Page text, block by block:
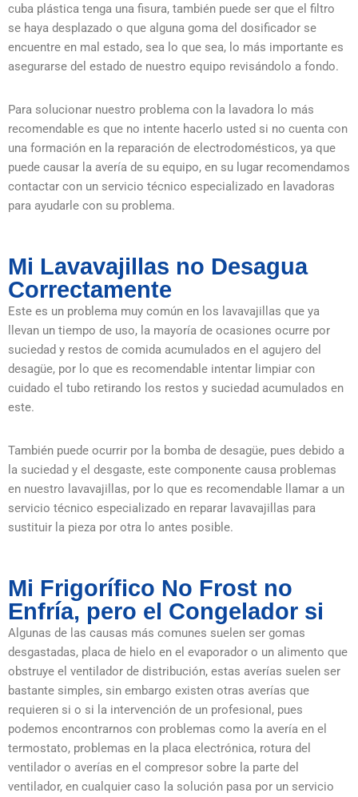
cuba plástica tenga una fisura, también puede ser que el filtro
se haya desplazado o que alguna goma del dosificador se
encuentre en mal estado, sea lo que sea, lo más importante es
asegurarse del estado de nuestro equipo revisándolo a fondo.
Para solucionar nuestro problema con la lavadora lo más
recomendable es que no intente hacerlo usted si no cuenta con
una formación en la reparación de electrodomésticos, ya que
puede causar la avería de su equipo, en su lugar recomendamos
contactar con un servicio técnico especializado en lavadoras
para ayudarle con su problema.
Mi Lavavajillas no Desagua
Correctamente
Este es un problema muy común en los lavavajillas que ya
llevan un tiempo de uso, la mayoría de ocasiones ocurre por
suciedad y restos de comida acumulados en el agujero del
desagüe, por lo que es recomendable intentar limpiar con
cuidado el tubo retirando los restos y suciedad acumulados en
este.
También puede ocurrir por la bomba de desagüe, pues debido a
la suciedad y el desgaste, este componente causa problemas
en nuestro lavavajillas, por lo que es recomendable llamar a un
servicio técnico especializado en reparar lavavajillas para
sustituir la pieza por otra lo antes posible.
Mi Frigorífico No Frost no
Enfría, pero el Congelador si
Algunas de las causas más comunes suelen ser gomas
desgastadas, placa de hielo en el evaporador o un alimento que
obstruye el ventilador de distribución, estas averías suelen ser
bastante simples, sin embargo existen otras averías que
requieren si o si la intervención de un profesional, pues
podemos encontrarnos con problemas como la avería en el
termostato, problemas en la placa electrónica, rotura del
ventilador o averías en el compresor sobre la parte del
ventilador, en cualquier caso la solución pasa por un servicio